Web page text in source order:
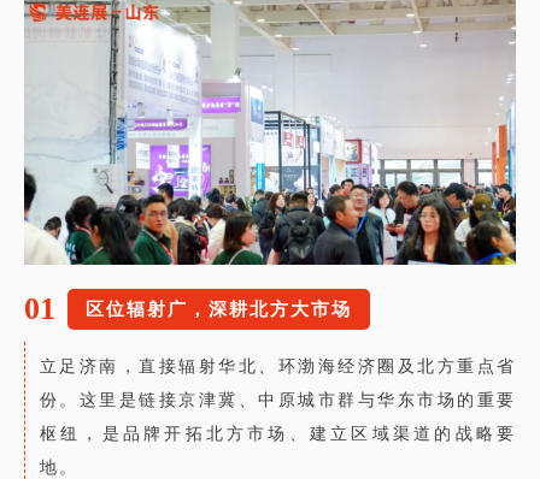
01 区位辐射广，深耕北方大市场
立足济南，直接辐射华北、环渤海经济圈及北方重点省
份。这里是链接京津冀、中原城市群与华东市场的重要
枢纽，是品牌开拓北方市场、建立区域渠道的战略要
地。